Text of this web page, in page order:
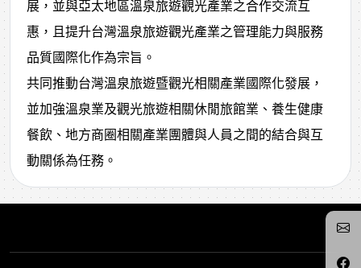
展，並與亞太地區溫泉旅遊觀光產業之合作交流互
惠，且提升台灣溫泉旅遊觀光產業之管理能力與服務
品質國際化作為宗旨。
共同推動台灣溫泉旅遊暨觀光相關產業國際化發展，
並加強溫泉業及觀光旅遊相關休閒旅館業、養生健康
餐飲、地方商圈相關產業團體與人員之間的結合與互
動關係為任務。